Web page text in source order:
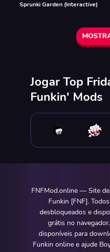
Sprunki Garden (Interactive)
Jogar Top
Funkin' Mods
FNFMod.online — Site
Funkin [FNF].
desbloqueados e
grátis no
disponíveis para
Funkin online e ajude